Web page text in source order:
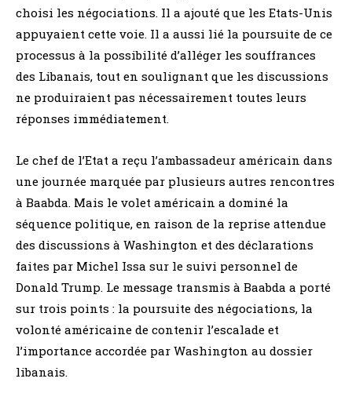
choisi les négociations. Il a ajouté que les Etats-Unis
appuyaient cette voie. Il a aussi lié la poursuite de ce
processus à la possibilité d’alléger les souffrances
des Libanais, tout en soulignant que les discussions
ne produiraient pas nécessairement toutes leurs
réponses immédiatement.
Le chef de l’Etat a reçu l’ambassadeur américain dans
une journée marquée par plusieurs autres rencontres
à Baabda. Mais le volet américain a dominé la
séquence politique, en raison de la reprise attendue
des discussions à Washington et des déclarations
faites par Michel Issa sur le suivi personnel de
Donald Trump. Le message transmis à Baabda a porté
sur trois points : la poursuite des négociations, la
volonté américaine de contenir l’escalade et
l’importance accordée par Washington au dossier
libanais.